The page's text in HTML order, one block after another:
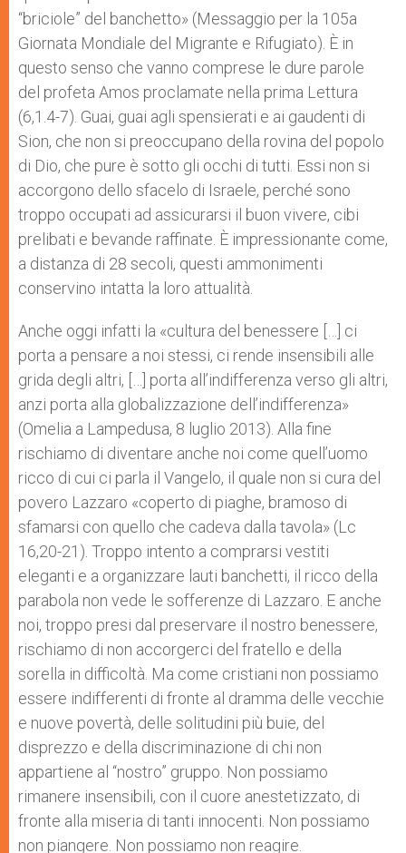
“briciole” del banchetto» (Messaggio per la 105a
Giornata Mondiale del Migrante e Rifugiato). È in
questo senso che vanno comprese le dure parole
del profeta Amos proclamate nella prima Lettura
(6,1.4-7). Guai, guai agli spensierati e ai gaudenti di
Sion, che non si preoccupano della rovina del popolo
di Dio, che pure è sotto gli occhi di tutti. Essi non si
accorgono dello sfacelo di Israele, perché sono
troppo occupati ad assicurarsi il buon vivere, cibi
prelibati e bevande raffinate. È impressionante come,
a distanza di 28 secoli, questi ammonimenti
conservino intatta la loro attualità.
Anche oggi infatti la «cultura del benessere […] ci
porta a pensare a noi stessi, ci rende insensibili alle
grida degli altri, […] porta all’indifferenza verso gli altri,
anzi porta alla globalizzazione dell’indifferenza»
(Omelia a Lampedusa, 8 luglio 2013). Alla fine
rischiamo di diventare anche noi come quell’uomo
ricco di cui ci parla il Vangelo, il quale non si cura del
povero Lazzaro «coperto di piaghe, bramoso di
sfamarsi con quello che cadeva dalla tavola» (Lc
16,20-21). Troppo intento a comprarsi vestiti
eleganti e a organizzare lauti banchetti, il ricco della
parabola non vede le sofferenze di Lazzaro. E anche
noi, troppo presi dal preservare il nostro benessere,
rischiamo di non accorgerci del fratello e della
sorella in difficoltà. Ma come cristiani non possiamo
essere indifferenti di fronte al dramma delle vecchie
e nuove povertà, delle solitudini più buie, del
disprezzo e della discriminazione di chi non
appartiene al “nostro” gruppo. Non possiamo
rimanere insensibili, con il cuore anestetizzato, di
fronte alla miseria di tanti innocenti. Non possiamo
non piangere. Non possiamo non reagire.